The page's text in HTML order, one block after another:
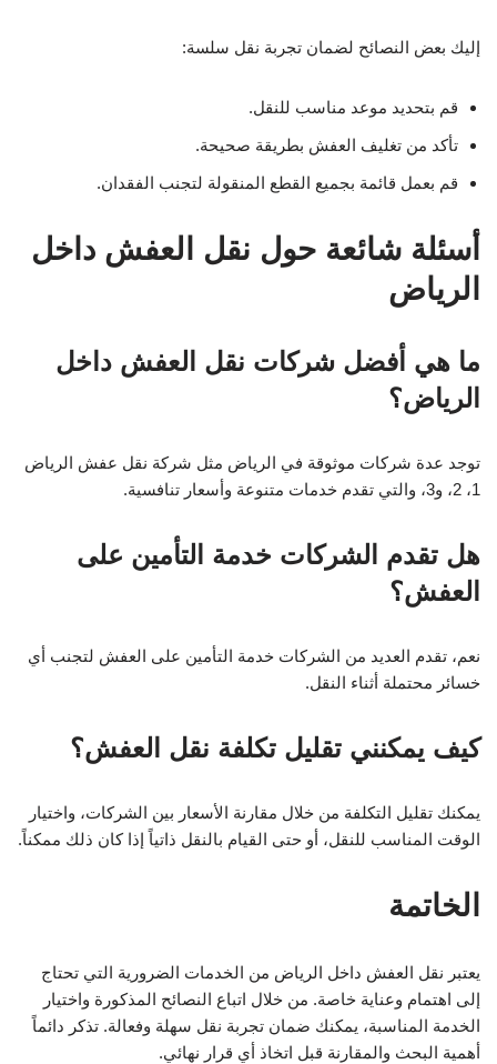
إليك بعض النصائح لضمان تجربة نقل سلسة:
قم بتحديد موعد مناسب للنقل.
تأكد من تغليف العفش بطريقة صحيحة.
قم بعمل قائمة بجميع القطع المنقولة لتجنب الفقدان.
أسئلة شائعة حول نقل العفش داخل
الرياض
ما هي أفضل شركات نقل العفش داخل
الرياض؟
توجد عدة شركات موثوقة في الرياض مثل شركة نقل عفش الرياض
1، 2، و3، والتي تقدم خدمات متنوعة وأسعار تنافسية.
هل تقدم الشركات خدمة التأمين على
العفش؟
نعم، تقدم العديد من الشركات خدمة التأمين على العفش لتجنب أي
خسائر محتملة أثناء النقل.
كيف يمكنني تقليل تكلفة نقل العفش؟
يمكنك تقليل التكلفة من خلال مقارنة الأسعار بين الشركات، واختيار
الوقت المناسب للنقل، أو حتى القيام بالنقل ذاتياً إذا كان ذلك ممكناً.
الخاتمة
يعتبر نقل العفش داخل الرياض من الخدمات الضرورية التي تحتاج
إلى اهتمام وعناية خاصة. من خلال اتباع النصائح المذكورة واختيار
الخدمة المناسبة، يمكنك ضمان تجربة نقل سهلة وفعالة. تذكر دائماً
أهمية البحث والمقارنة قبل اتخاذ أي قرار نهائي.